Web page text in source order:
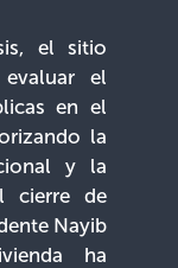
el sitio
el
en el
la
y la
cierre de
Nayib
ha